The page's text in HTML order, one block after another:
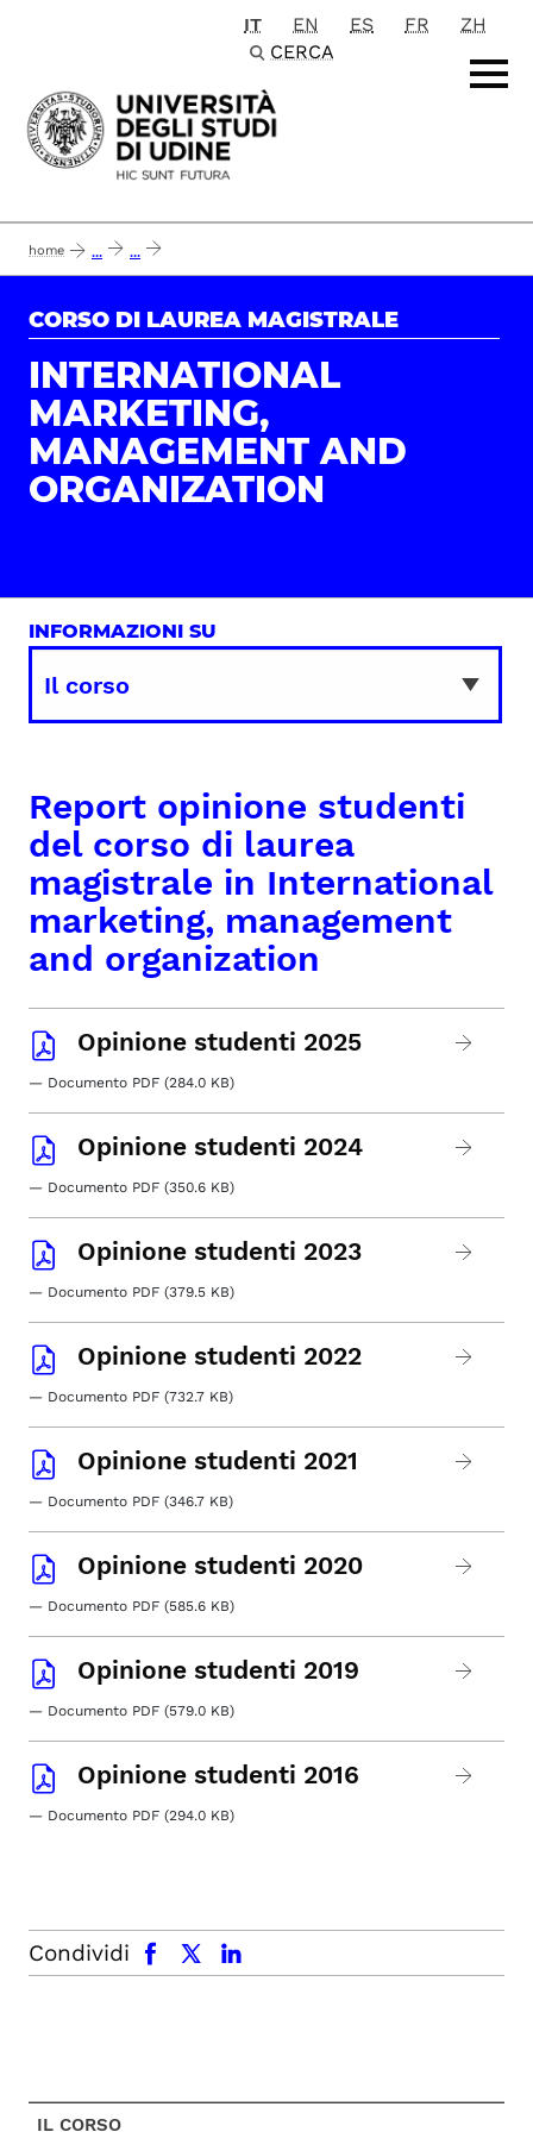
Passa al contenuto principale
IT EN ES FR
ZH
CERCA
home ... ...
CORSO DI LAUREA MAGISTRALE
INTERNATIONAL
MARKETING,
MANAGEMENT AND
ORGANIZATION
INFORMAZIONI SU
Report opinione studenti
del corso di laurea
magistrale in International
marketing, management
and organization
Opinione studenti 2025
— Documento PDF (284.0 KB)
Opinione studenti 2024
— Documento PDF (350.6 KB)
Opinione studenti 2023
— Documento PDF (379.5 KB)
Opinione studenti 2022
— Documento PDF (732.7 KB)
Opinione studenti 2021
— Documento PDF (346.7 KB)
Opinione studenti 2020
— Documento PDF (585.6 KB)
Opinione studenti 2019
— Documento PDF (579.0 KB)
Opinione studenti 2016
— Documento PDF (294.0 KB)
Condividi
facebook x.com linkedin
IL CORSO